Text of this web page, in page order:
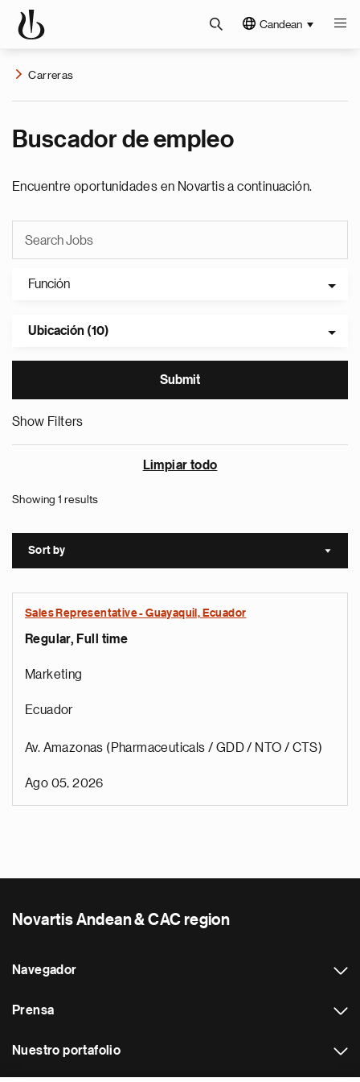
Candean
Carreras
Buscador de empleo
Encuentre oportunidades en Novartis a continuación.
Función
Ubicación (10)
Show Filters
Limpiar todo
Showing 1 results
Sort by Sort
Sales Representative - Guayaquil, Ecuador
Regular, Full time
Marketing
Ecuador
Av. Amazonas (Pharmaceuticals / GDD / NTO / CTS)
Ago 05, 2026
Novartis Andean & CAC region
Navegador
Prensa
Nuestro portafolio